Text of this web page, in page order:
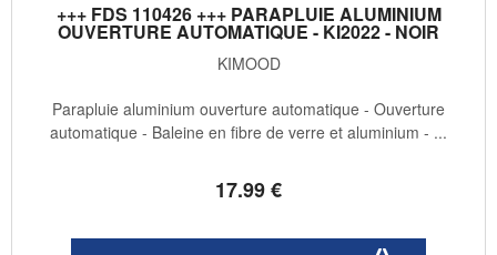
+++ FDS 110426 +++ PARAPLUIE ALUMINIUM
OUVERTURE AUTOMATIQUE - KI2022 - NOIR
KIMOOD
17.99€
Parapluie aluminium ouverture automatique - Ouverture
automatique - Baleine en fibre de verre et aluminium - ...